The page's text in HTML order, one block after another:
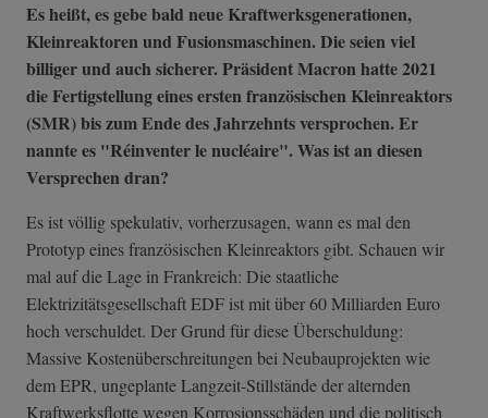
Es heißt, es gebe bald neue Kraftwerksgenerationen,
Kleinreaktoren und Fusionsmaschinen. Die seien viel
billiger und auch sicherer. Präsident Macron hatte 2021
die Fertigstellung eines ersten französischen Kleinreaktors
(SMR) bis zum Ende des Jahrzehnts versprochen. Er
nannte es "Réinventer le nucléaire". Was ist an diesen
Versprechen dran?
Es ist völlig spekulativ, vorherzusagen, wann es mal den
Prototyp eines französischen Kleinreaktors gibt. Schauen wir
mal auf die Lage in Frankreich: Die staatliche
Elektrizitätsgesellschaft EDF ist mit über 60 Milliarden Euro
hoch verschuldet. Der Grund für diese Überschuldung:
Massive Kostenüberschreitungen bei Neubauprojekten wie
dem EPR, ungeplante Langzeit-Stillstände der alternden
Kraftwerksflotte wegen Korrosionsschäden und die politisch